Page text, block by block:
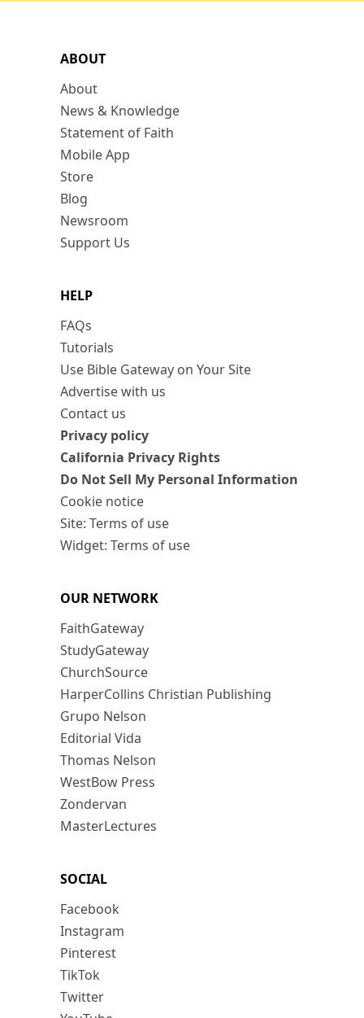
ABOUT
About
News & Knowledge
Statement of Faith
Mobile App
Store
Blog
Newsroom
Support Us
HELP
FAQs
Tutorials
Use Bible Gateway on Your Site
Advertise with us
Contact us
Privacy policy
California Privacy Rights
Do Not Sell My Personal Information
Cookie notice
Site: Terms of use
Widget: Terms of use
OUR NETWORK
FaithGateway
StudyGateway
ChurchSource
HarperCollins Christian Publishing
Grupo Nelson
Editorial Vida
Thomas Nelson
WestBow Press
Zondervan
MasterLectures
SOCIAL
Facebook
Instagram
Pinterest
TikTok
Twitter